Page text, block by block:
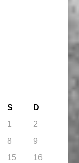
S
D
1
2
8
9
15
16